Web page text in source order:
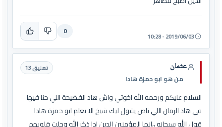
2019/06/03 - 10:28
0
عثمان
من هو ابو حمزة هادا
تعليق 13
السلام عليكم ورحمه الله اخوتي واش هاد الفضيحة اللي حنا فيها
في هاد الزمان اللي ناض يقول ليك شيخ الا يعلم ابو حمزة هادا
قول الله سبحانه ،،إنما المؤمنين الدين إدا ذكر الله وجلت قلوبهم